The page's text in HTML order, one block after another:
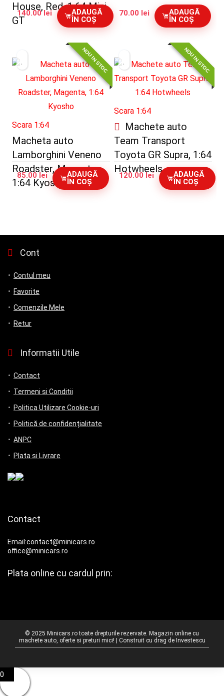
House, Red, 1:64 Mini
GT
140.00lei
ADAUGĂ
ÎN COȘ
70.00 lei
ADAUGĂ
ÎN COȘ
NOU IN STOC
Scara 1:64
Macheta auto
Lamborghini Veneno
Roadster, Magenta,
1:64 Kyosho
85.00lei
ADAUGĂ
ÎN COȘ
NOU IN STOC
Scara 1:64
Machete auto
Team Transport
Toyota GR Supra, 1:64
Hotwheels
120.00lei
ADAUGĂ
ÎN COȘ
Cont
Contul meu
Favorite
Comenzile Mele
Retur
Informatii Utile
Contact
Termeni si Conditii
Politica Utilizare Cookie-uri
Politică de confidențialitate
ANPC
Plata si Livrare
Contact
Email:contact@minicars.ro
office@minicars.ro
Plata online cu cardul prin:
© 2025 Minicars.ro toate drepturile rezervate. Magazin online cu
machete auto, oferte si preturi mici! | Construit cu drag de Investescu
0